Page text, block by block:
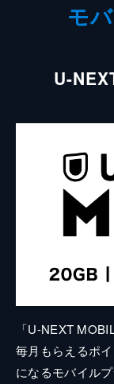
モ
U-
「U-NEXT
毎月もらえるポ
になるモバイル